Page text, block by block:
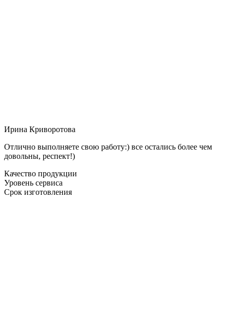
Ирина Криворотова
Отлично выполняете свою работу:) все остались более чем
довольны, респект!)
Качество продукции
Уровень сервиса
Срок изготовления